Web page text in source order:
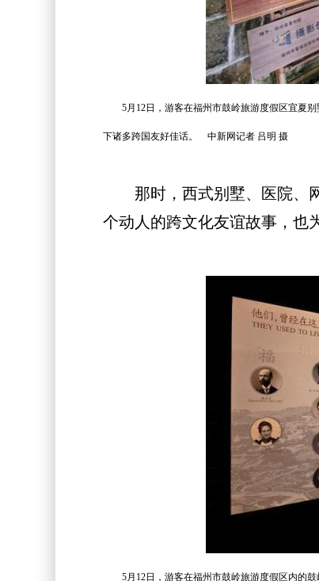
5月12日，游客在福州市鼓岭旅游度假区宜夏
下诸多跨国友好佳话。 中新网记者 吕明 摄
那时，西式别墅、医院、网
个动人的跨文化友谊故事，也
5月12日，游客在福州市鼓岭旅游度假区内的